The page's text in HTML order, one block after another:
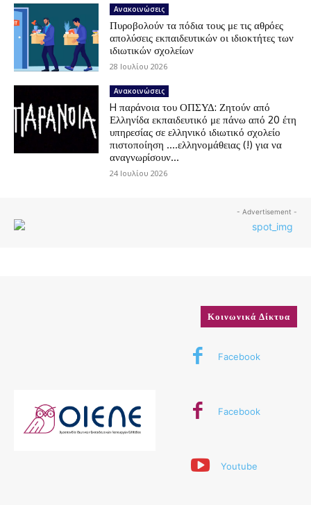
Ανακοινώσεις
Πυροβολούν τα πόδια τους με τις αθρόες
απολύσεις εκπαιδευτικών οι ιδιοκτήτες των
ιδιωτικών σχολείων
28 Ιουλίου 2026
Ανακοινώσεις
H παράνοια του ΟΠΣΥΔ: Ζητούν από
Ελληνίδα εκπαιδευτικό με πάνω από 20 έτη
υπηρεσίας σε ελληνικό ιδιωτικό σχολείο
πιστοποίηση ….ελληνομάθειας (!) για να
αναγνωρίσουν...
24 Ιουλίου 2026
- Advertisement -
Κοινωνικά Δίκτυα
Facebook
Facebook
Youtube